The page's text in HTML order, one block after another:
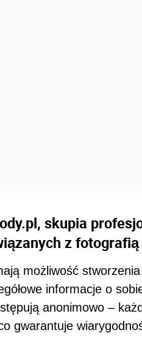
skupia
z fotografią
możliwość
informacje o
anonimowo –
gwarantuje